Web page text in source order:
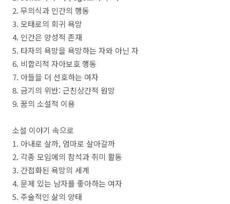
2. 무의식과 인간의 행동
3. 모태로의 회귀 욕망
4. 인간은 양성적 존재
5. 타자의 욕망을 욕망하는 자와 아닌 자
6. 비합리적 자아보호 행동
7. 아들을 더 선호하는 여자
8. 금기의 위반: 근친상간적 원망
9. 꿈의 소설적 이용
소설 이야기 속으로
1. 아내로 살까, 엄마로 살아갈까
2. 각종 모임에의 참석과 취미 활동
3. 간접화된 욕망의 세계
4. 문제 있는 남자를 좋아하는 여자
5. 주술적인 삶의 양태